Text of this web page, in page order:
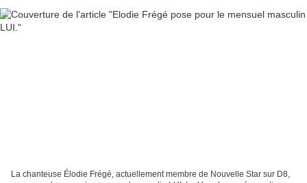
La chanteuse Élodie Frégé, actuellement membre de Nouvelle Star sur D8,